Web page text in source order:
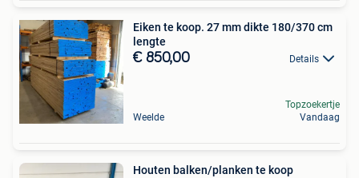
Eiken te koop. 27 mm dikte 180/370 cm
lengte
€ 850,00 Details
Weelde
Topzoekertje
Vandaag
Houten balken/planken te koop